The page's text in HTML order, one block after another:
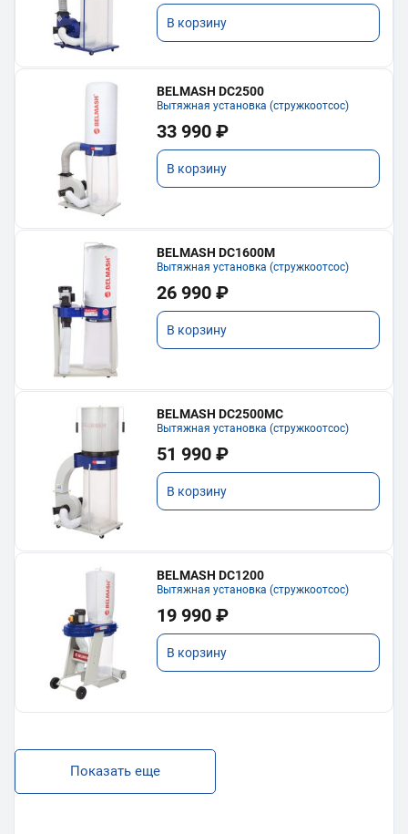
В корзину
BELMASH DC2500
Вытяжная установка (стружкоотсос)
33 990 ₽
В корзину
BELMASH DC1600M
Вытяжная установка (стружкоотсос)
26 990 ₽
В корзину
BELMASH DC2500MC
Вытяжная установка (стружкоотсос)
51 990 ₽
В корзину
BELMASH DC1200
Вытяжная установка (стружкоотсос)
19 990 ₽
В корзину
Показать еще